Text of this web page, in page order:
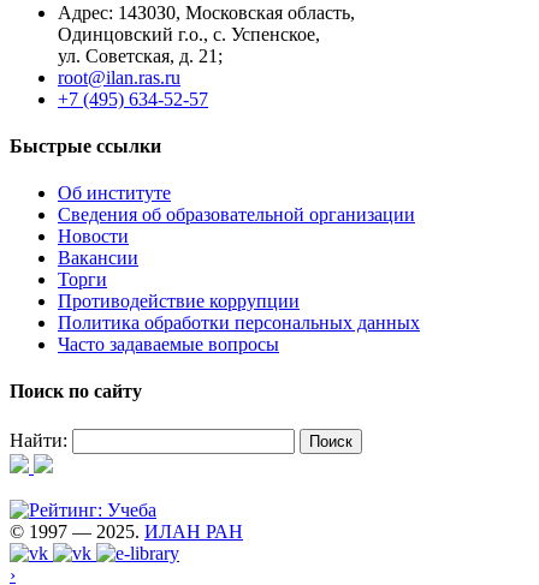
Адрес: 14З0З0, Московская область,
Одинцовский г.о., с. Успенское,
ул. Советская, д. 21;
root@ilan.ras.ru
+7 (495) 634-52-57
Быстрые ссылки
Об институте
Сведения об образовательной организации
Новости
Вакансии
Торги
Противодействие коррупции
Политика обработки персональных данных
Часто задаваемые вопросы
Поиск по сайту
Найти:
© 1997 — 2025. ИЛАН РАН
›